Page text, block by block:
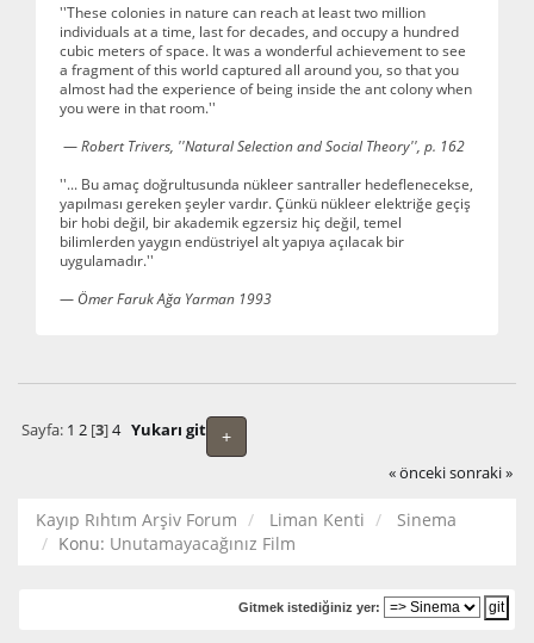
''These colonies in nature can reach at least two million
individuals at a time, last for decades, and occupy a hundred
cubic meters of space. It was a wonderful achievement to see
a fragment of this world captured all around you, so that you
almost had the experience of being inside the ant colony when
you were in that room.''
—Robert Trivers, ''Natural Selection and Social Theory'', p. 162
''... Bu amaç doğrultusunda nükleer santraller hedeflenecekse,
yapılması gereken şeyler vardır. Çünkü nükleer elektriğe geçiş
bir hobi değil, bir akademik egzersiz hiç değil, temel
bilimlerden yaygın endüstriyel alt yapıya açılacak bir
uygulamadır.''
— Ömer Faruk Ağa Yarman 1993
+
Sayfa: 1 2[3]4 Yukarı git
« önceki sonraki »
Kayıp Rıhtım Arşiv Forum Liman Kenti
Sinema
Konu: Unutamayacağınız Film
Gitmek istediğiniz yer: